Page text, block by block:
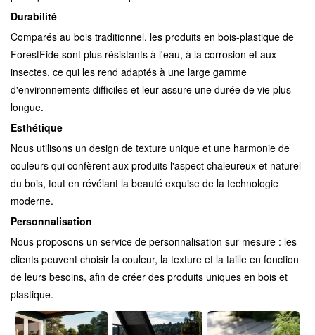
Durabilité
Comparés au bois traditionnel, les produits en bois-plastique de
ForestFide sont plus résistants à l'eau, à la corrosion et aux
insectes, ce qui les rend adaptés à une large gamme
d'environnements difficiles et leur assure une durée de vie plus
longue.
Esthétique
Nous utilisons un design de texture unique et une harmonie de
couleurs qui confèrent aux produits l'aspect chaleureux et naturel
du bois, tout en révélant la beauté exquise de la technologie
moderne.
Personnalisation
Nous proposons un service de personnalisation sur mesure : les
clients peuvent choisir la couleur, la texture et la taille en fonction
de leurs besoins, afin de créer des produits uniques en bois et
plastique.